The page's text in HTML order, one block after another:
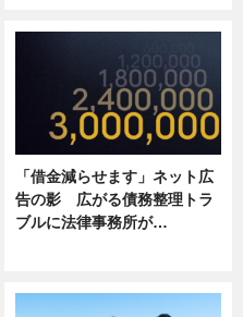
「借金減らせます」ネット広
告の影 広がる債務整理トラ
ブルに法律事務所が…